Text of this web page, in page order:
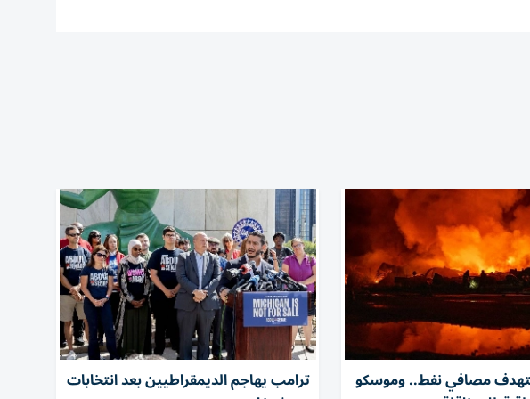
مصافي نفط.. وموسكو ترامب يهاجم الديمقراطيين بعد انتخابات